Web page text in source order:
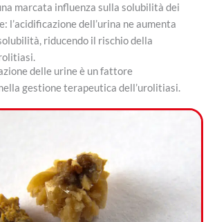
marcata influenza sulla solubilità dei
l’acidificazione dell’urina ne aumenta
riducendo il rischio della
delle urine è un fattore
gestione terapeutica dell’urolitiasi.